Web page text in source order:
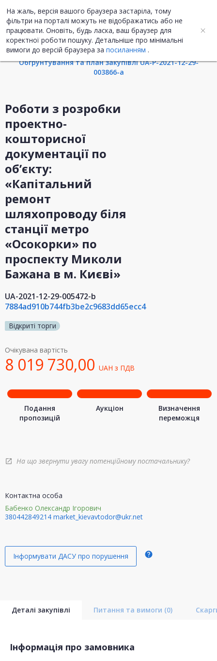
На жаль, версія вашого браузера застаріла, тому
фільтри на порталі можуть не відображатись або не
працювати. Оновіть, будь ласка, ваш браузер для
коректної роботи пошуку. Детальніше про мінімальні
вимоги до версій браузера за посиланням .
UA ENG
Інформація про закупівлю
Обгрунтування та план закупівлі UA-P-2021-12-29-
003866-a
Роботи з розробки
проектно-
кошторисної
документації по
об’єкту:
«Капітальний
ремонт
шляхопроводу біля
станції метро
«Осокорки» по
проспекту Миколи
Бажана в м. Києві»
UA-2021-12-29-005472-b
7884ad910b744fb3be2c9683dd65ecc4
Відкриті торги
Очікувана вартість
8 019 730,00 UAH з ПДВ
Подання
пропозицій
Аукціон
Визначення
переможця
open_in_new На що звернути увагу потенційному постачальнику?
Контактна особа
Бабенко Олександр Ігорович
380442849214 market_kievavtodor@ukr.net
Інформувати ДАСУ про порушення help
Деталі закупівлі Питання та вимоги (0)
Інформація про замовника